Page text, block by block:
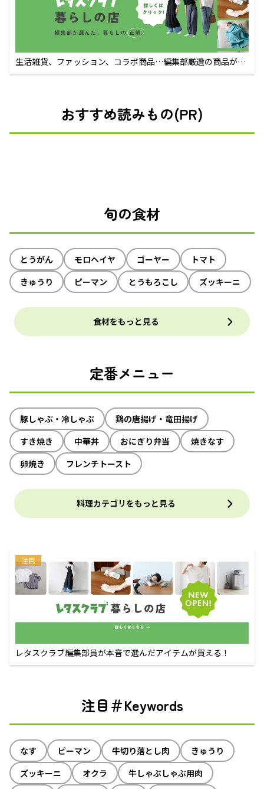
生活雑貨、ファッション、コラボ商品…編集部厳選の商品が買
えるECサイト
おすすめ読みもの(PR)
旬の食材
とうがん モロヘイヤ ゴーヤー
トマト
きゅうり
ピーマン とうもろこし ズッキーニ
食材をもっと見る
定番メニュー
豚しゃぶ・冷しゃぶ
鶏の唐揚げ・竜田揚げ
すき焼き
中華丼 おにぎり弁当
焼きなす
卵焼き
フレンチトースト
料理カテゴリをもっと見る
注目
レタスクラブ編集部員が本音で選んだアイテムが買える！
注目＃Keywords
なす ピーマン 牛切り落とし肉
きゅうり
ズッキーニ
オクラ
牛しゃぶしゃぶ用肉